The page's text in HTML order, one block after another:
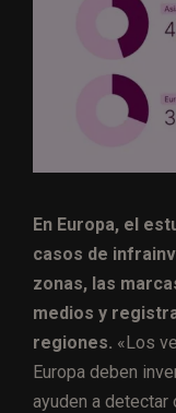
En Europa, el
casos de
zonas, las
medios y
regiones. «Los
Europa deben
ayuden a detectar